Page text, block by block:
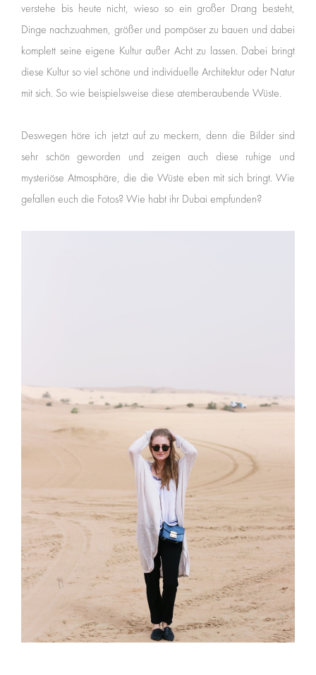
verstehe bis heute nicht, wieso so ein großer Drang besteht,
Dinge nachzuahmen, größer und pompöser zu bauen und dabei
komplett seine eigene Kultur außer Acht zu lassen. Dabei bringt
diese Kultur so viel schöne und individuelle Architektur oder Natur
mit sich. So wie beispielsweise diese atemberaubende Wüste.
Deswegen höre ich jetzt auf zu meckern, denn die Bilder sind
sehr schön geworden und zeigen auch diese ruhige und
mysteriöse Atmosphäre, die die Wüste eben mit sich bringt. Wie
gefallen euch die Fotos? Wie habt ihr Dubai empfunden?